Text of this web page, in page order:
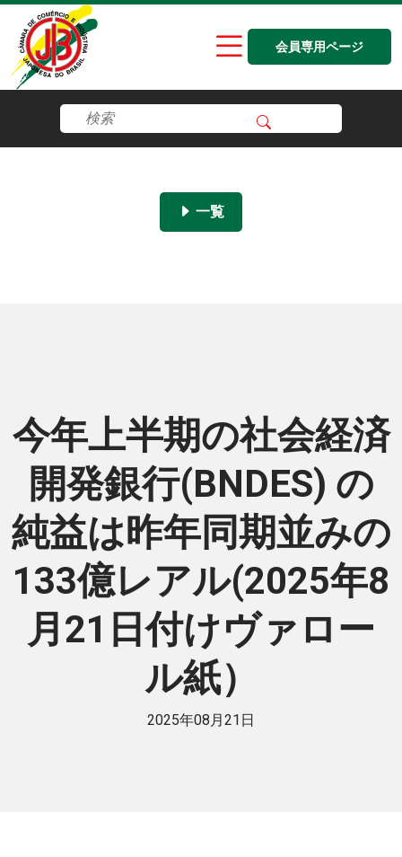
会員専用ページ
一覧
今年上半期の社会経済
開発銀行(BNDES) の
純益は昨年同期並みの
133億レアル(2025年8
月21日付けヴァロー
ル紙）
2025年08月21日